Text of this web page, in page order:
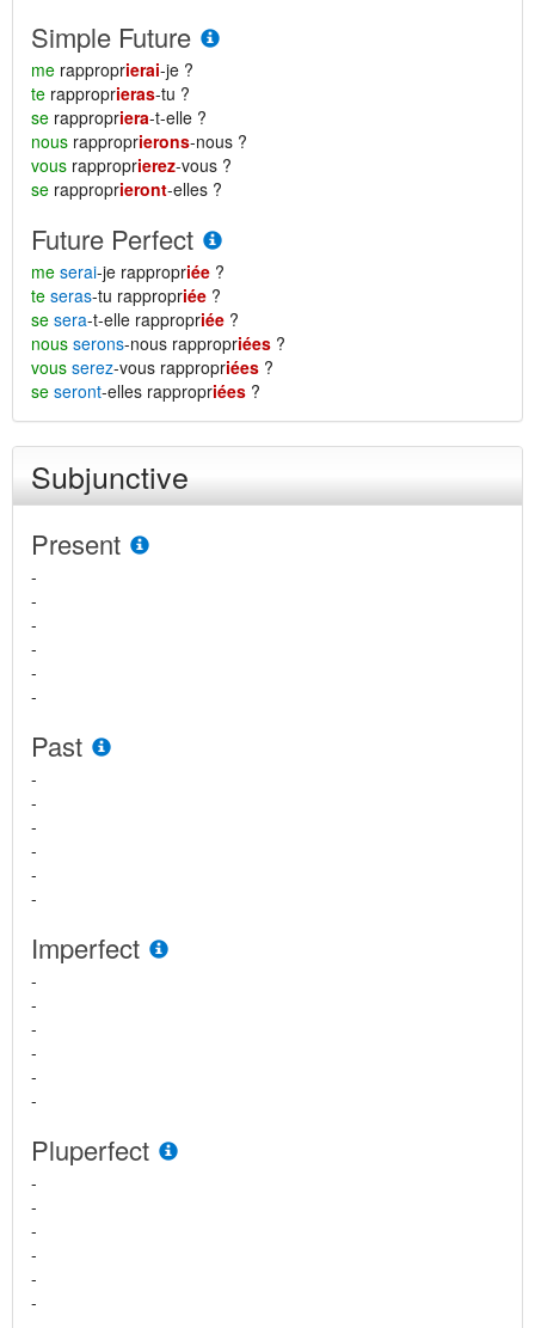
Simple Future
me rapproprierai-je ?
te rapproprieras-tu ?
se rappropriera-t-elle ?
nous rapproprierons-nous ?
vous rapproprierez-vous ?
se rapproprieront-elles ?
Future Perfect
me serai-je rappropriée ?
te seras-tu rappropriée ?
se sera-t-elle rappropriée ?
nous serons-nous rappropriées ?
vous serez-vous rappropriées ?
se seront-elles rappropriées ?
Subjunctive
Present
-
-
-
-
-
-
Past
-
-
-
-
-
-
Imperfect
-
-
-
-
-
-
Pluperfect
-
-
-
-
-
-